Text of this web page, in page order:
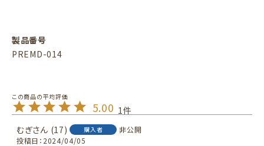
製品番号
PREMD-014
5.00 1
むぎ
17 購入者
非公開
投稿日 2024/04/05